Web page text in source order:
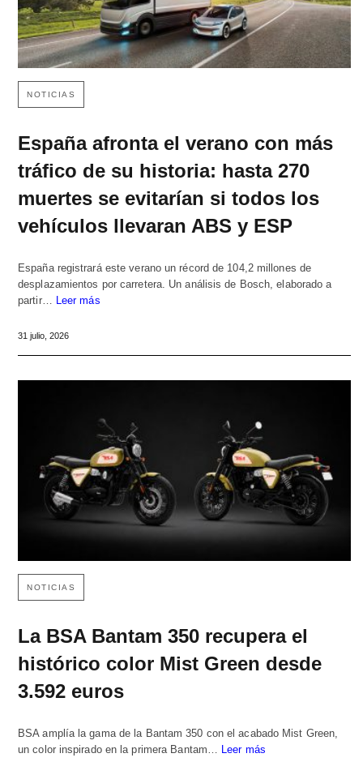
NOTICIAS
España afronta el verano con más
tráfico de su historia: hasta 270
muertes se evitarían si todos los
vehículos llevaran ABS y ESP
España registrará este verano un récord de 104,2 millones de
desplazamientos por carretera. Un análisis de Bosch, elaborado a
partir… Leer más
31 julio, 2026
NOTICIAS
La BSA Bantam 350 recupera el
histórico color Mist Green desde
3.592 euros
BSA amplía la gama de la Bantam 350 con el acabado Mist Green,
un color inspirado en la primera Bantam…
Leer más